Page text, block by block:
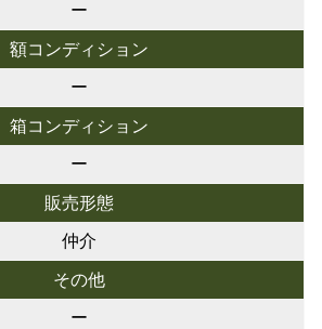
ー
額コンディション
ー
箱コンディション
ー
販売形態
仲介
その他
ー